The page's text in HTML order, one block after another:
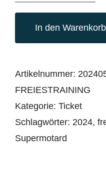
freies
Training
In den Warenkorb
Artikelnummer:
FREIESTRAINING
Kategorie: Ticket
Schlagwörter: 2024,
Supermotard